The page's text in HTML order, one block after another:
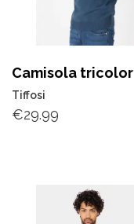
Camisola tricolor
Tiffosi
€29.99